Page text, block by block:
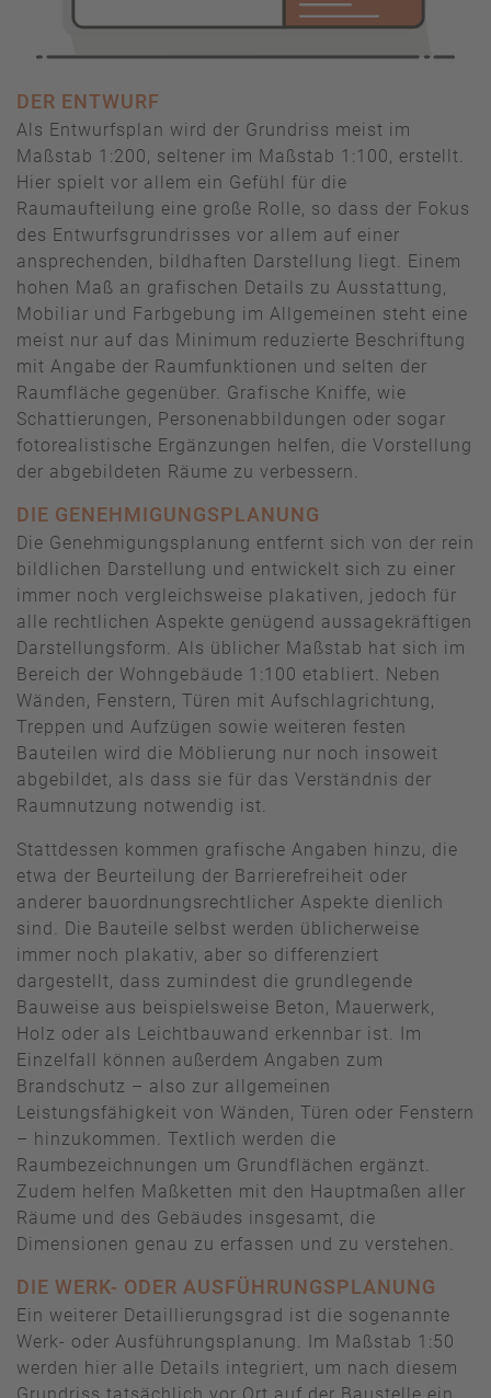
DER ENTWURF
Als Entwurfsplan wird der Grundriss meist im
Maßstab 1:200, seltener im Maßstab 1:100, erstellt.
Hier spielt vor allem ein Gefühl für die
Raumaufteilung eine große Rolle, so dass der Fokus
des Entwurfsgrundrisses vor allem auf einer
ansprechenden, bildhaften Darstellung liegt. Einem
hohen Maß an grafischen Details zu Ausstattung,
Mobiliar und Farbgebung im Allgemeinen steht eine
meist nur auf das Minimum reduzierte Beschriftung
mit Angabe der Raumfunktionen und selten der
Raumfläche gegenüber. Grafische Kniffe, wie
Schattierungen, Personenabbildungen oder sogar
fotorealistische Ergänzungen helfen, die Vorstellung
der abgebildeten Räume zu verbessern.
DIE GENEHMIGUNGSPLANUNG
Die Genehmigungsplanung entfernt sich von der rein
bildlichen Darstellung und entwickelt sich zu einer
immer noch vergleichsweise plakativen, jedoch für
alle rechtlichen Aspekte genügend aussagekräftigen
Darstellungsform. Als üblicher Maßstab hat sich im
Bereich der Wohngebäude 1:100 etabliert. Neben
Wänden, Fenstern, Türen mit Aufschlagrichtung,
Treppen und Aufzügen sowie weiteren festen
Bauteilen wird die Möblierung nur noch insoweit
abgebildet, als dass sie für das Verständnis der
Raumnutzung notwendig ist.
Stattdessen kommen grafische Angaben hinzu, die
etwa der Beurteilung der Barrierefreiheit oder
anderer bauordnungsrechtlicher Aspekte dienlich
sind. Die Bauteile selbst werden üblicherweise
immer noch plakativ, aber so differenziert
dargestellt, dass zumindest die grundlegende
Bauweise aus beispielsweise Beton, Mauerwerk,
Holz oder als Leichtbauwand erkennbar ist. Im
Einzelfall können außerdem Angaben zum
Brandschutz – also zur allgemeinen
Leistungsfähigkeit von Wänden, Türen oder Fenstern
– hinzukommen. Textlich werden die
Raumbezeichnungen um Grundflächen ergänzt.
Zudem helfen Maßketten mit den Hauptmaßen aller
Räume und des Gebäudes insgesamt, die
Dimensionen genau zu erfassen und zu verstehen.
DIE WERK- ODER AUSFÜHRUNGSPLANUNG
Ein weiterer Detaillierungsgrad ist die sogenannte
Werk- oder Ausführungsplanung. Im Maßstab 1:50
werden hier alle Details integriert, um nach diesem